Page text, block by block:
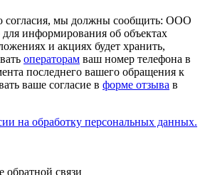
согласия, мы должны сообщить: ООО
информирования об объектах
и акциях будет хранить,
операторам ваш номер телефона в
последнего вашего обращения к
ваше согласие в форме отзыва в
на обработку персональных данных.
обратной связи